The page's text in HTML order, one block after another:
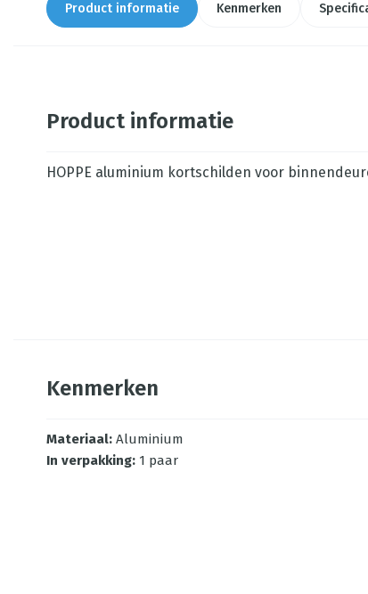
Product informatie Kenmerken
Product informatie
HOPPE aluminium kortschilden voor
Kenmerken
Materiaal: Aluminium
In verpakking: 1 paar